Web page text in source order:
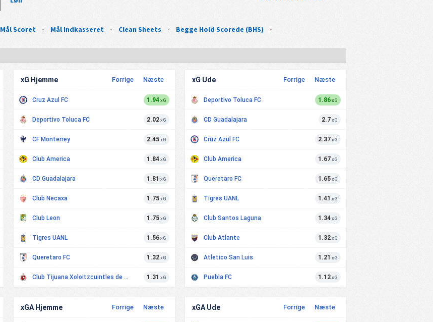
Mål Scoret - Mål Indkasseret - Clean Sheets - Begge Hold Scorede (BHS) -
xG Hjemme Forrige Næste
Cruz Azul FC 1.94 xG
Deportivo Toluca FC 2.02 xG
CF Monterrey 2.45 xG
Club America 1.84 xG
CD Guadalajara 1.81 xG
Club Necaxa 1.75 xG
Club Leon 1.75 xG
Tigres UANL 1.56 xG
Queretaro FC 1.32 xG
Club Tijuana Xoloitzcuintles de Caliente 1.31 xG
xG Ude Forrige Næste
Deportivo Toluca FC 1.86 xG
CD Guadalajara 2.7 xG
Cruz Azul FC 2.37 xG
Club America 1.67 xG
Queretaro FC 1.65 xG
Tigres UANL 1.41 xG
Club Santos Laguna 1.34 xG
Club Atlante 1.32 xG
Atletico San Luis 1.21 xG
Puebla FC 1.12 xG
xGA Hjemme Forrige Næste xGA Ude Forrige Næste